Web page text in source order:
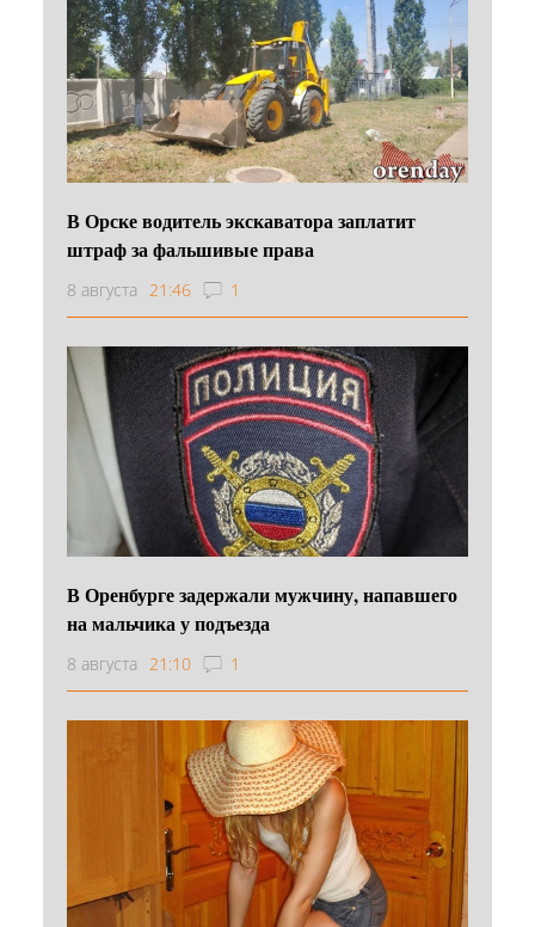
В Орске водитель экскаватора заплатит
штраф за фальшивые права
8 августа 21:46 1
В Оренбурге задержали мужчину, напавшего
на мальчика у подъезда
8 августа 21:10 1